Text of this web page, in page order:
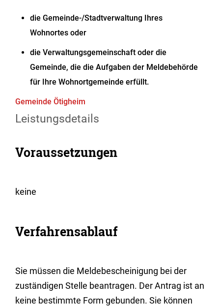
die Gemeinde-/Stadtverwaltung Ihres
Wohnortes oder
die Verwaltungsgemeinschaft oder die
Gemeinde, die die Aufgaben der Meldebehörde
für Ihre Wohnortgemeinde erfüllt.
Gemeinde Ötigheim
Leistungsdetails
Voraussetzungen
keine
Verfahrensablauf
Sie müssen die Meldebescheinigung bei der
zuständigen Stelle beantragen. Der Antrag ist an
keine bestimmte Form gebunden. Sie können